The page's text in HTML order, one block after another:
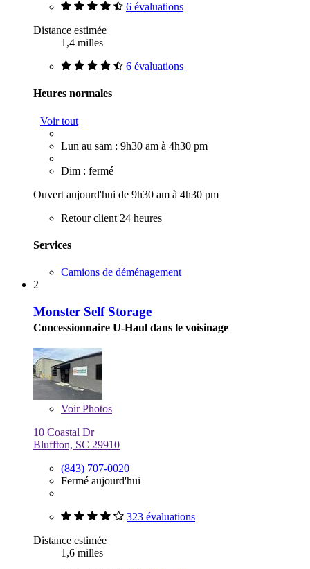
6 évaluations
Distance estimée
1,4 milles
6 évaluations
Heures normales
Voir tout
Lun au sam : 9h30 am à 4h30 pm
Dim : fermé
Ouvert aujourd'hui de 9h30 am à 4h30 pm
Retour client 24 heures
Services
Camions de déménagement
2
Monster Self Storage
Concessionnaire U-Haul dans le voisinage
VoirPhotos
10 Coastal Dr
Bluffton, SC 29910
(843) 707-0020
Fermé aujourd'hui
323 évaluations
Distance estimée
1,6 milles